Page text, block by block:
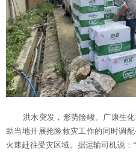
洪水突发，形势险峻。广康生
助当地开展抢险救灾工作的同时调
火速赶往受灾区域。据运输司机说